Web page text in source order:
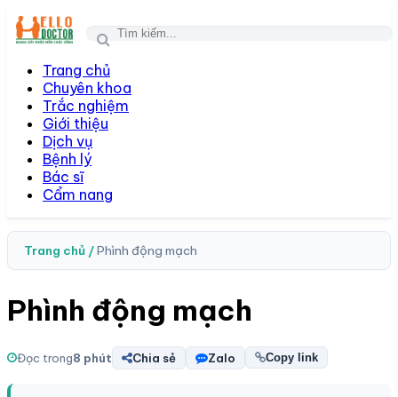
Trang chủ
Chuyên khoa
Trắc nghiệm
Giới thiệu
Dịch vụ
Bệnh lý
Bác sĩ
Cẩm nang
Trang chủ /Phình động mạch
Phình động mạch
Đọc trong8 phút Chia sẻ Zalo Copy link